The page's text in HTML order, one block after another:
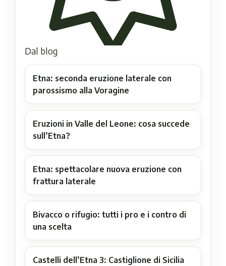
Dal blog
Etna: seconda eruzione laterale con
parossismo alla Voragine
Eruzioni in Valle del Leone: cosa succede
sull’Etna?
Etna: spettacolare nuova eruzione con
frattura laterale
Bivacco o rifugio: tutti i pro e i contro di
una scelta
Castelli dell’Etna 3: Castiglione di Sicilia